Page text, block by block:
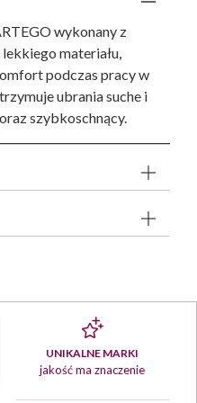
wykonany z
materiału,
podczas pracy w
ubrania suche i
szybkoschnący.
UNIKALNE MARKI
jakość ma znaczenie